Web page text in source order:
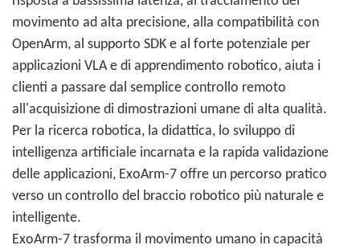
movimento ad alta precisione, alla compatibilità con
OpenArm, al supporto SDK e al forte potenziale per
applicazioni VLA e di apprendimento robotico, aiuta i
clienti a passare dal semplice controllo remoto
all'acquisizione di dimostrazioni umane di alta qualità.
Per la ricerca robotica, la didattica, lo sviluppo di
intelligenza artificiale incarnata e la rapida validazione
delle applicazioni, ExoArm-7 offre un percorso pratico
verso un controllo del braccio robotico più naturale e
intelligente.
ExoArm-7 trasforma il movimento umano in capacità